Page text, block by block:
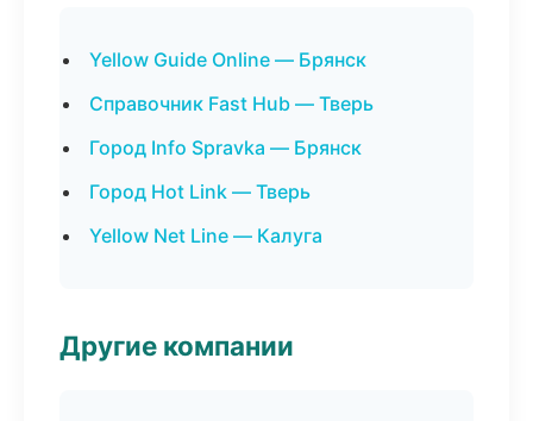
Yellow Guide Online — Брянск
Справочник Fast Hub — Тверь
Город Info Spravka — Брянск
Город Hot Link — Тверь
Yellow Net Line — Калуга
Другие компании